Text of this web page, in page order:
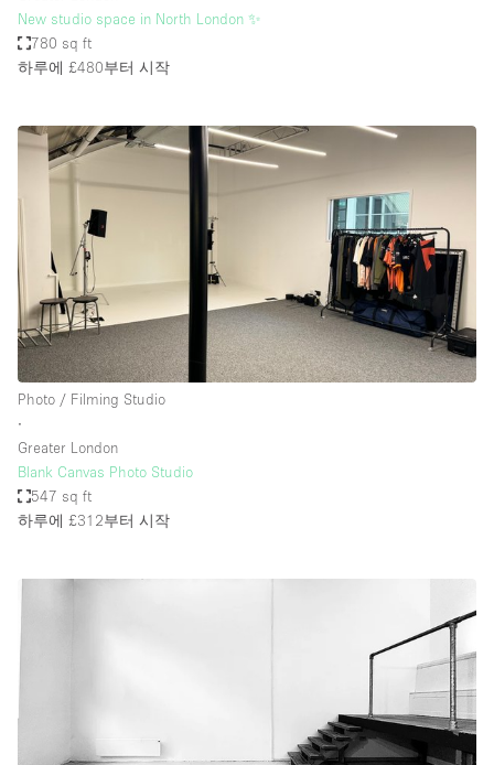
New studio space in North London ✨
780 sq ft
하루에 £480부터 시작
Photo / Filming Studio
∙
Greater London
Blank Canvas Photo Studio
547 sq ft
하루에 £312부터 시작